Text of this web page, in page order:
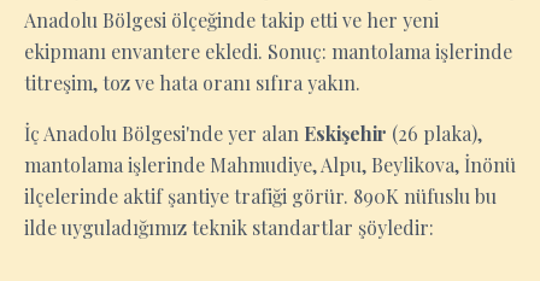
Anadolu Bölgesi ölçeğinde takip etti ve her yeni
ekipmanı envantere ekledi. Sonuç: mantolama işlerinde
titreşim, toz ve hata oranı sıfıra yakın.
İç Anadolu Bölgesi'nde yer alan Eskişehir (26 plaka),
mantolama işlerinde Mahmudiye, Alpu, Beylikova, İnönü
ilçelerinde aktif şantiye trafiği görür. 890K nüfuslu bu
ilde uyguladığımız teknik standartlar şöyledir: